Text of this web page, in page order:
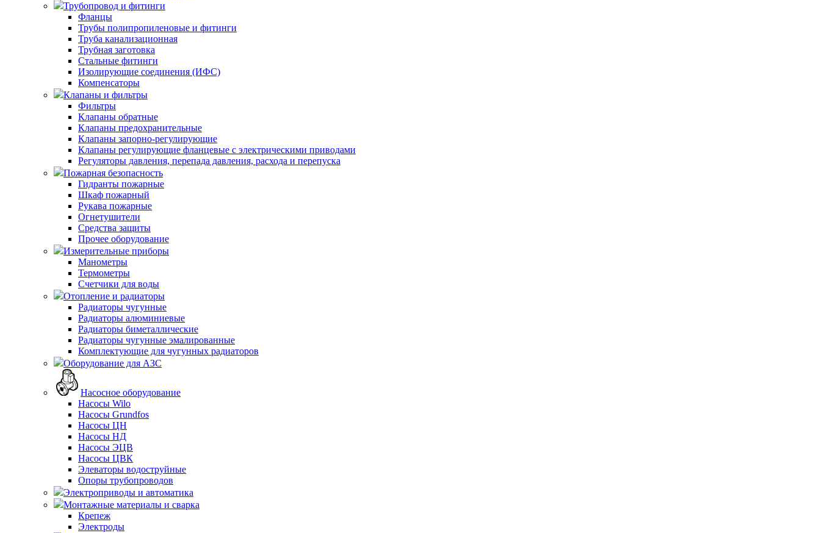
Трубопровод и фитинги
Фланцы
Трубы полипропиленовые и фитинги
Труба канализационная
Трубная заготовка
Стальные фитинги
Изолирующие соединения (ИФС)
Компенсаторы
Клапаны и фильтры
Фильтры
Клапаны обратные
Клапаны предохранительные
Клапаны запорно-регулирующие
Клапаны регулирующие фланцевые с электрическими приводами
Регуляторы давления, перепада давления, расхода и перепуска
Пожарная безопасность
Гидранты пожарные
Шкаф пожарный
Рукава пожарные
Огнетушители
Средства защиты
Прочее оборудование
Измерительные приборы
Манометры
Термометры
Счетчики для воды
Отопление и радиаторы
Радиаторы чугунные
Радиаторы алюминиевые
Радиаторы биметаллические
Радиаторы чугунные эмалированные
Комплектующие для чугунных радиаторов
Оборудование для АЗС
Насосное оборудование
Насосы Wilo
Насосы Grundfos
Насосы ЦН
Насосы НД
Насосы ЭЦВ
Насосы ЦВК
Элеваторы водоструйные
Опоры трубопроводов
Электроприводы и автоматика
Монтажные материалы и сварка
Крепеж
Электроды